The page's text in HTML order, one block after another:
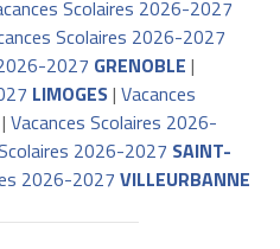
Scolaires 2026-2027
Scolaires 2026-2027
2027 GRENOBLE |
LIMOGES| Vacances
| Vacances Scolaires 2026-
2026-2027 SAINT-
2026-2027 VILLEURBANNE